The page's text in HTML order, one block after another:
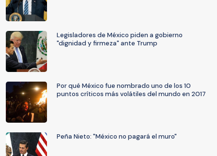
Legisladores de México piden a gobierno
"dignidad y firmeza" ante Trump
Por qué México fue nombrado uno de los 10
puntos críticos más volátiles del mundo en 2017
Peña Nieto: "México no pagará el muro"